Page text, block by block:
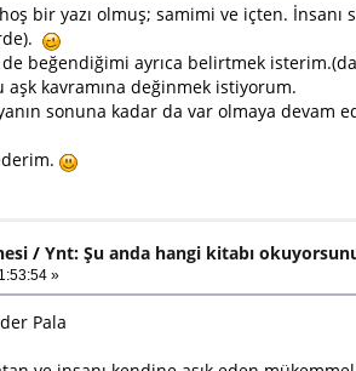
bir yazı olmuş; samimi ve içten. İnsanı
beğendiğimi ayrıca belirtmek
aşk kavramına değinmek istiyorum.
sonuna kadar da var olmaya devam
/Ynt: Şu anda hangi kitabı
»
Pala